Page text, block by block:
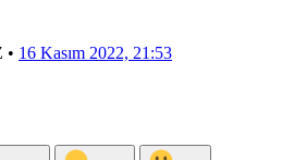
• 16 Kasım 2022, 21:53